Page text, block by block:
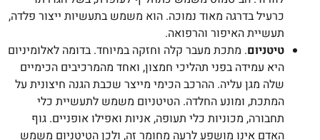
כרעיל בדרגה מאוד נמוכה. הוא משמש בתעשיות ייצור פלדה,
תעשיית האיפור והרפואה.
טיטניום. מתכת מעבר קלה וחזקה במיוחד. בדומה לאלומיניום
היא עמידה בפני תהליכי חמצון, ואחד מהמרכיבים הכימיים
שלה מגן עליה. ההרכב הכימי מייצר שכבת הגנה חיצונית על
המתכת, ומונע החלדה. הטיטניום משמש לתעשיית כלי
תחבורה, מכוניות כלי תעופה, אניות ואפילו אופניים. גוף
האדם אינו מושפע לרעה מחומר זה, ולכן הטיטניום משמש